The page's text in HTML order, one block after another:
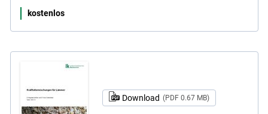
kostenlos
Download (PDF 0.67 MB)